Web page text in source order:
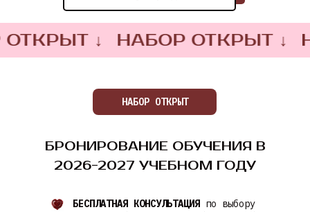
↓ НАБОР ОТКРЫТ ↓
БРОНИРОВАНИЕ ОБУЧЕНИЯ В
2026-2027 УЧЕБНОМ ГОДУ
НАБОР ОТКРЫТ
БЕСПЛАТНАЯ КОНСУЛЬТАЦИЯ по выбору